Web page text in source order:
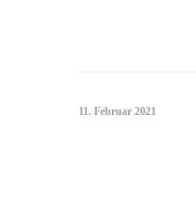
11. Februar 2021